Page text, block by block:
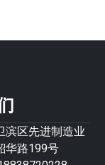
滨区先进制造业
华路199号